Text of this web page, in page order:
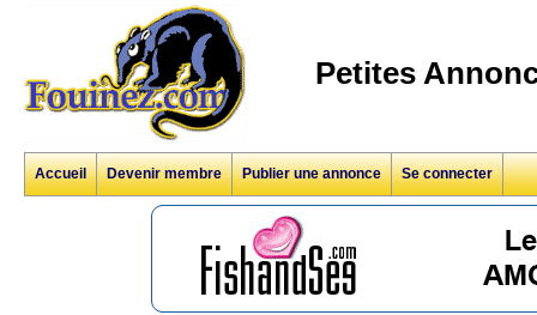
Petites
Accueil Devenir membre Publier une annonce Se connecter